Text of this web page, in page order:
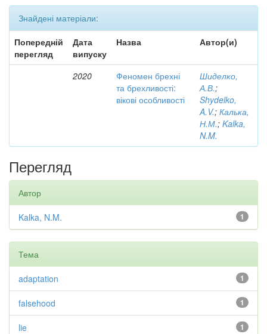
Знайдені матеріали:
Попередній
перегляд
Дата
випуску
Назва Автор(и)
2020
Феномен брехні
та брехливості:
вікові особливості
Шиделко,
А.В.;
Shydelko,
A.V.; Калька,
Н.М.; Kalka,
N.M.
Перегляд
Автор
1
Kalka, N.M.
Тема
1
adaptation
1
falsehood
1
lie